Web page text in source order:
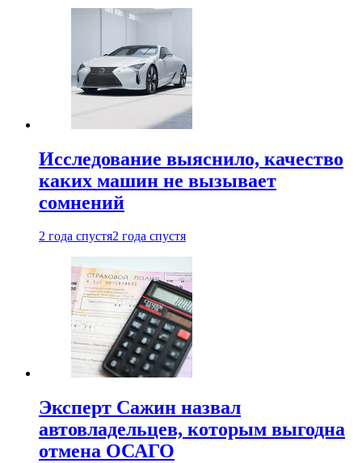
Исследование выяснило, качество
каких машин не вызывает
сомнений
2 года спустя2 года спустя
Эксперт Сажин назвал
автовладельцев, которым выгодна
отмена ОСАГО